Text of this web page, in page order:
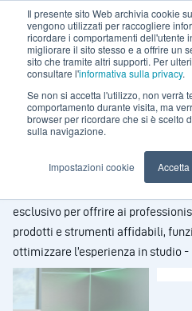
Il presente sito Web archivia cookie
vengono utilizzati per raccogliere
ricordare i comportamenti dell'utente
migliorare il sito stesso e a offrire un
sito che tramite altri supporti. Per
consultare l'informativa sulla privacy.
Se non si accetta l'utilizzo, non verrà
comportamento durante visita, ma
browser per ricordare che si è scelto
sulla navigazione.
Impostazioni cookie Accetta
Dal 1958 al
esclusivo per offrire ai
prodotti e strumenti affidabili,
ottimizzare l’esperienza in studio